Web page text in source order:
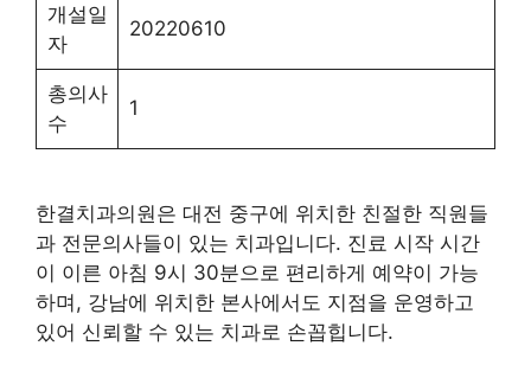
개설일
자
20220610
총의사
수
1
한결치과의원은 대전 중구에 위치한 친절한 직원들
과 전문의사들이 있는 치과입니다. 진료 시작 시간
이 이른 아침 9시 30분으로 편리하게 예약이 가능
하며, 강남에 위치한 본사에서도 지점을 운영하고
있어 신뢰할 수 있는 치과로 손꼽힙니다.